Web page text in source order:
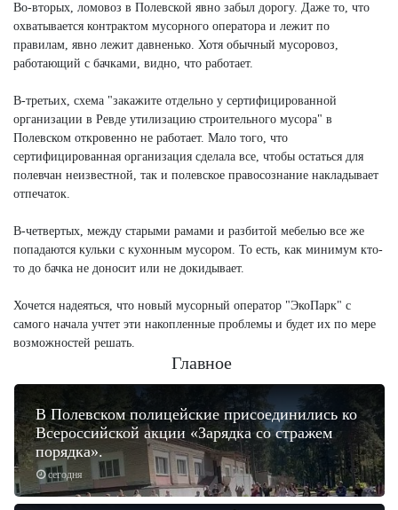
Во-вторых, ломовоз в Полевской явно забыл дорогу. Даже то, что
охватывается контрактом мусорного оператора и лежит по
правилам, явно лежит давненько. Хотя обычный мусоровоз,
работающий с бачками, видно, что работает.
В-третьих, схема "закажите отдельно у сертифицированной
организации в Ревде утилизацию строительного мусора" в
Полевском откровенно не работает. Мало того, что
сертифицированная организация сделала все, чтобы остаться для
полевчан неизвестной, так и полевское правосознание накладывает
отпечаток.
В-четвертых, между старыми рамами и разбитой мебелью все же
попадаются кульки с кухонным мусором. То есть, как минимум кто-
то до бачка не доносит или не докидывает.
Хочется надеяться, что новый мусорный оператор "ЭкоПарк" с
самого начала учтет эти накопленные проблемы и будет их по мере
возможностей решать.
Главное
сегодня
В Полевском полицейские присоединились ко
Всероссийской акции «Зарядка со стражем
порядка».